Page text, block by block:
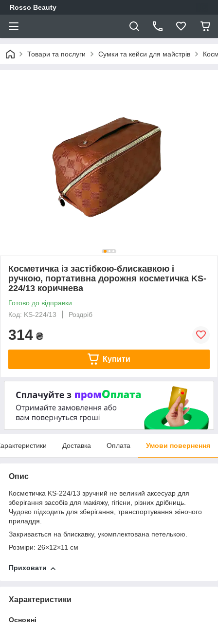
Rosso Beauty
Товари та послуги Сумки та кейси для майстрів
Косметичка із застібкою-блискавкою і
ручкою, портативна дорожня косметичка KS-
224/13 коричнева
Готово до відправки
Код: KS-224/13
Роздріб
314 ₴
Купити
Доставка Оплата Умови повернення
Опис
Косметичка KS-224/13 зручний не великий аксесуар для
зберігання засобів для макіяжу, гігієни, різних дрібниць.
Чудово підходить для зберігання, транспортування жіночого
приладдя.
Закривається на блискавку, укомплектована петелькою.
Розміри: 26×12×11 см
Приховати
Характеристики
Основні